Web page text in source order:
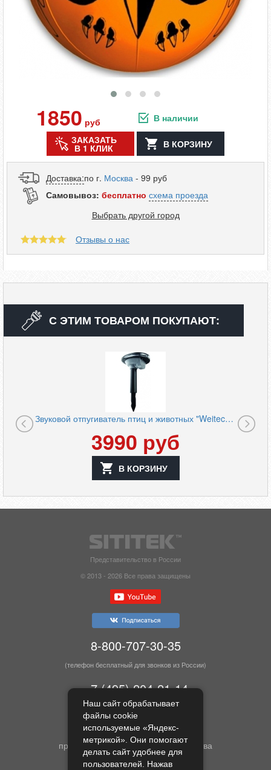
1850 руб
В наличии
ЗАКАЗАТЬ
В 1 КЛИК В КОРЗИНУ
Доставка:по г. Москва - 99 руб
Самовывоз: бесплатно схема проезда
Выбрать другой город
Отзывы о нас
С ЭТИМ ТОВАРОМ ПОКУПАЮТ:
Звуковой отпугиватель птиц и животных "Weitech WK-0025"
3990 руб
В КОРЗИНУ
Представительство в России
© 2013 - 2026 Все права защищены
8-800-707-30-35
(телефон бесплатный для звонков из России)
+7 (495) 204-21-14
(телефон в Москве)
Оптовые и розничные продажи
продукции собственного производства
и других брендов
Наш сайт обрабатывает
файлы cookie
используемые «Яндекс-
метрикой». Они помогают
делать сайт удобнее для
пользователей. Нажав